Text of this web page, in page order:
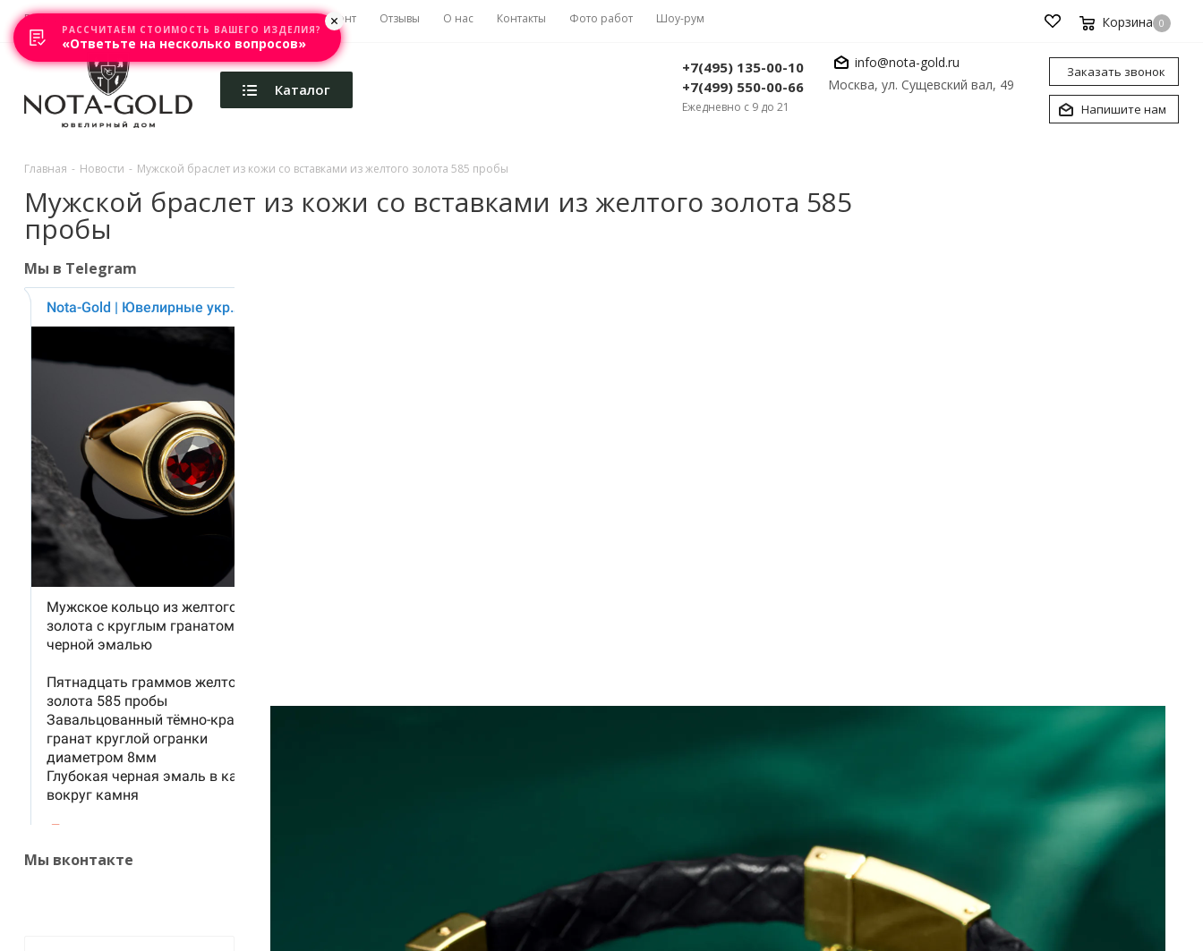
Главная Акции Каталоги Изготовление Ремонт Отзывы О нас Контакты Фото работ Шоу-рум Корзина 0
Каталог
+7(495) 135-00-10
+7(499) 550-00-66
Ежедневно с 9 до 21
info@nota-gold.ru
Москва, ул. Сущевский вал, 49
Заказать звонок
Напишите нам
Главная - Новости - Мужской браслет из кожи со вставками из желтого золота 585 пробы
Мужской браслет из кожи со вставками из желтого золота 585
пробы
Мы в Telegram
Мы вконтакте
РАССЧИТАЕМ СТОИМОСТЬ ВАШЕГО ИЗДЕЛИЯ?
«Ответьте на несколько вопросов»